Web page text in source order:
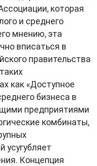
которая
и среднего
мнению, эта
вписаться в
правительства
как «Доступное
бизнеса в
предприятиями
комбинаты,
Концепция